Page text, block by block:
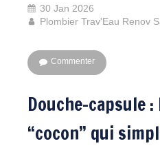
30 Jan 2026
Plombier Trav'Eau Renov
Commenter
Douche-capsule
“cocon” qui